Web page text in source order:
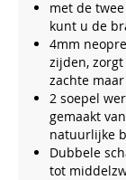
met de
kunt u de
4mm
zijden,
zachte
2 soepel
gemaakt
natuurlijke
Dubbele
tot